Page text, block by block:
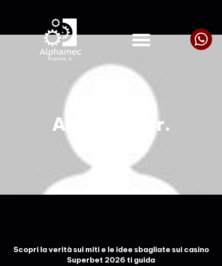
Alphamec Jr.
Scopri la verità sui miti e le idee sbagliate sui casino
Superbet 2026 ti guida